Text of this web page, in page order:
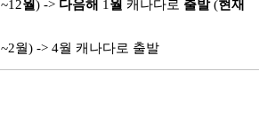
~12월) -> 다음해 1 월 캐나다로 출발(현재
~2월) -> 4월 캐나다로 출발